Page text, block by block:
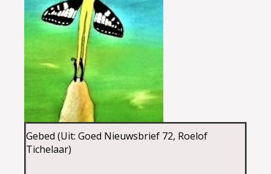
Gebed (Uit: Goed Nieuwsbrief 72, Roelof
Tichelaar)